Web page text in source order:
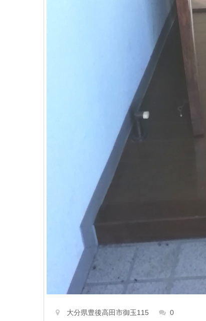
大分県豊後高田市御玉115
0